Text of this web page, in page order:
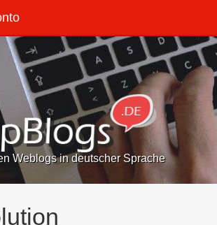
Weblogs in deutscher Sprache